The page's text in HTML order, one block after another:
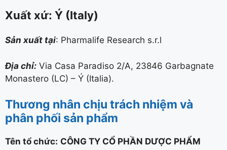
Xuất xứ: Ý (Italy)
Sản xuất tại: Pharmalife Research s.r.l
Địa chỉ: Via Casa Paradiso 2/A, 23846 Garbagnate
Monastero (LC) – Ý (Italia).
Thương nhân chịu trách nhiệm và
phân phối sản phẩm
Tên tổ chức: CÔNG TY CỔ PHẦN DƯỢC PHẨM